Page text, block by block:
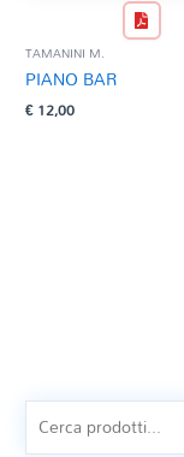
TAMANINI M.
PIANO BAR
€12,00